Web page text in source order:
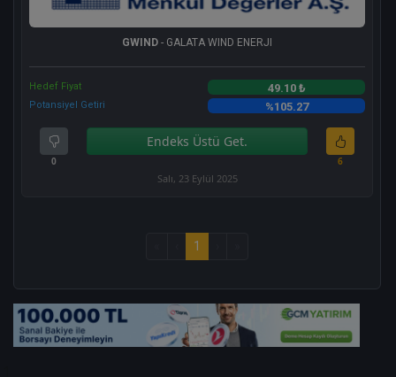
GWIND - GALATA WIND ENERJI
Hedef Fiyat 49.10 ₺
Potansiyel Getiri %105.27
0
Endeks Üstü Get.
6
Salı, 23 Eylül 2025
1